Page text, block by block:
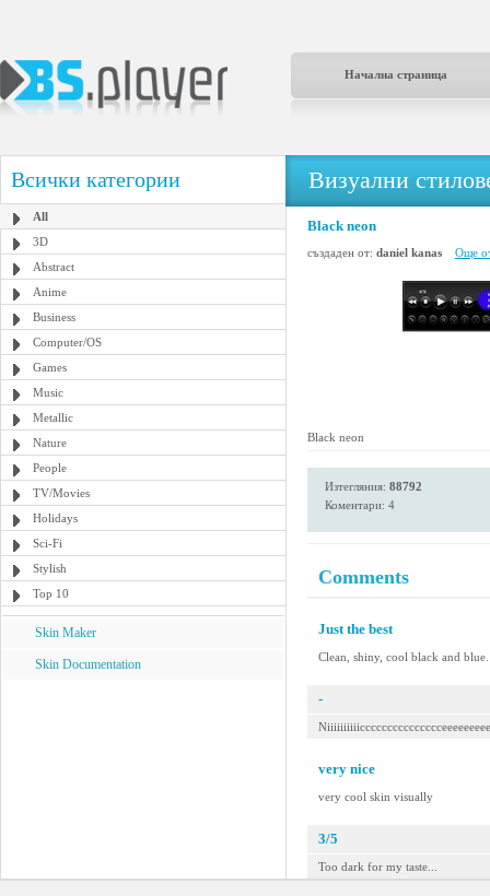
Начална страница
Всички категории
All
3D
Abstract
Anime
Business
Computer/OS
Games
Music
Metallic
Nature
People
TV/Movies
Holidays
Sci-Fi
Stylish
Top 10
Skin Maker
Skin Documentation
Визуални
Black neon
създаден от: daniel kanas Още
Black neon
Изтегляния: 88792
Коментари: 4
Comments
Just the best
Clean, shiny, cool black and blue.
-
very nice
very cool skin visually
3/5
Too dark for my taste...